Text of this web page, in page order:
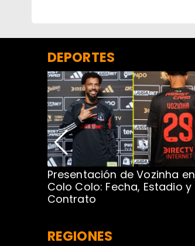
DEPORTES
Presentación de Vozinha en
Colo Colo: Fecha, Estadio y
Contrato
REGIONES